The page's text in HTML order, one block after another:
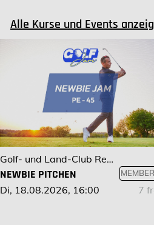
Alle Kurse und Events
Golf- und Land-Club Regensburg
NEWBIE PITCHEN
Di, 18.08.2026, 16:00 7